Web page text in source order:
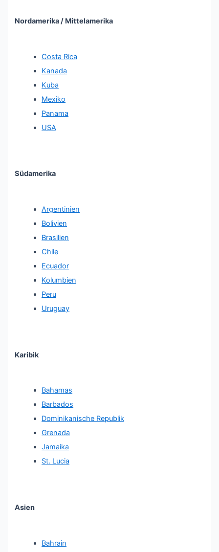
Nordamerika / Mittelamerika
Costa Rica
Kanada
Kuba
Mexiko
Panama
USA
Südamerika
Argentinien
Bolivien
Brasilien
Chile
Ecuador
Kolumbien
Peru
Uruguay
Karibik
Bahamas
Barbados
Dominikanische Republik
Grenada
Jamaika
St. Lucia
Asien
Bahrain